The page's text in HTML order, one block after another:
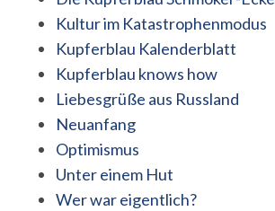
Kultur im Katastrophenmodus
Kupferblau Kalenderblatt
Kupferblau knows how
Liebesgrüße aus Russland
Neuanfang
Optimismus
Unter einem Hut
Wer war eigentlich?